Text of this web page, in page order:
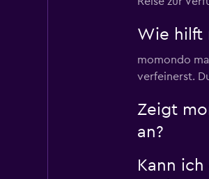
Wie hilft
momondo
verfeinerst.
Zeigt
an?
Kann